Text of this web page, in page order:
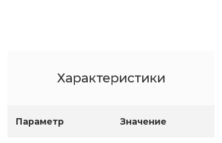
Характеристики
Параметр Значение